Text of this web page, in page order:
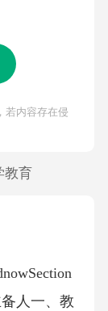
若内容存在侵
教育
人一、教